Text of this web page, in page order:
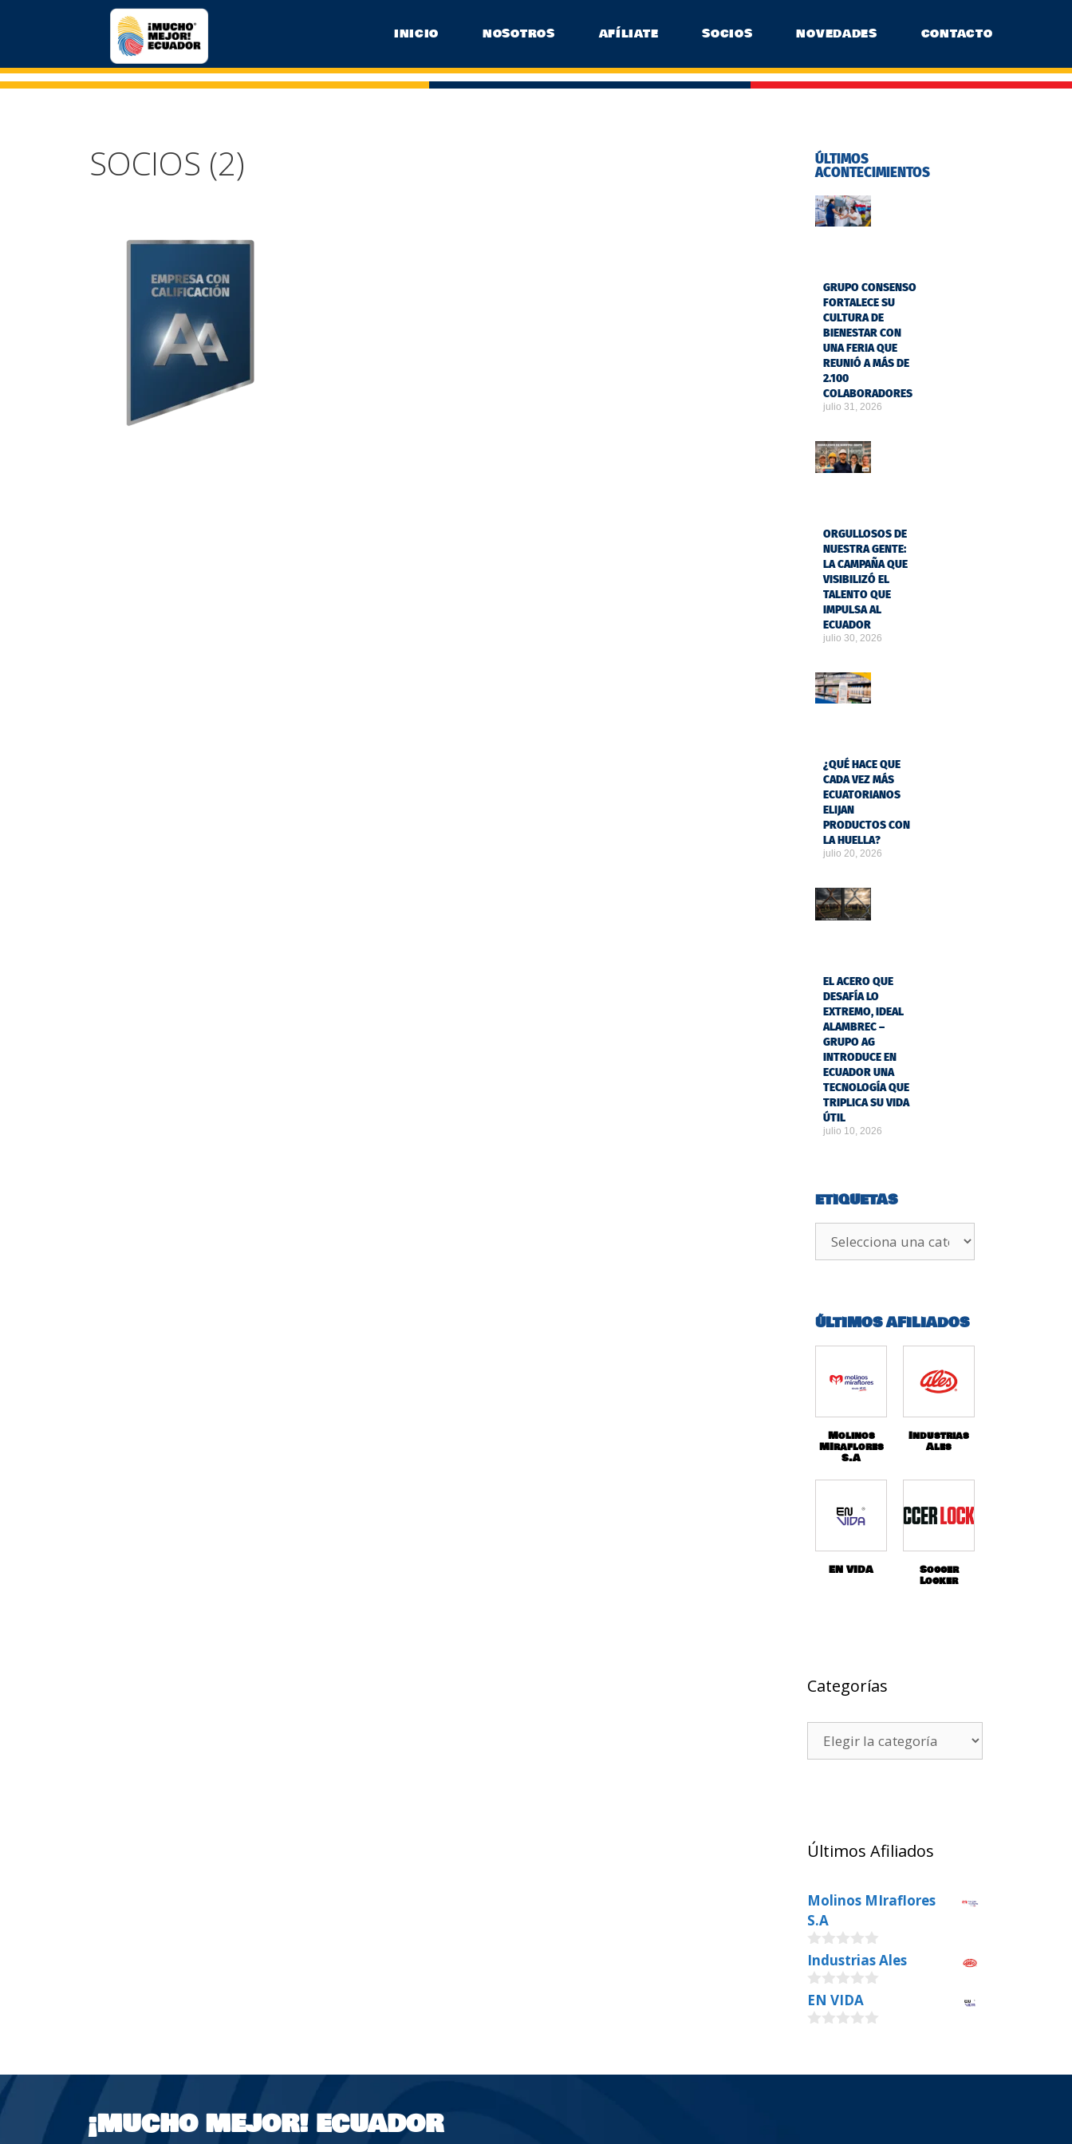
INICIO NOSOTROS AFÍLIATE SOCIOS NOVEDADES CONTACTO
SOCIOS (2)
ÚLTIMOS
ACONTECIMIENTOS
GRUPO CONSENSO
FORTALECE SU
CULTURA DE
BIENESTAR CON
UNA FERIA QUE
REUNIÓ A MÁS DE
2.100
COLABORADORES
julio 31, 2026
ORGULLOSOS DE
NUESTRA GENTE:
LA CAMPAÑA QUE
VISIBILIZÓ EL
TALENTO QUE
IMPULSA AL
ECUADOR
julio 30, 2026
¿QUÉ HACE QUE
CADA VEZ MÁS
ECUATORIANOS
ELIJAN
PRODUCTOS CON
LA HUELLA?
julio 20, 2026
EL ACERO QUE
DESAFÍA LO
EXTREMO, IDEAL
ALAMBREC –
GRUPO AG
INTRODUCE EN
ECUADOR UNA
TECNOLOGÍA QUE
TRIPLICA SU VIDA
ÚTIL
julio 10, 2026
ETIQUETAS
ÚLTIMOS AFILIADOS
Molinos
MIraflores
S.A
Industrias
Ales
EN VIDA Soccer
Locker
Categorías
Últimos Afiliados
Molinos MIraflores
S.A
0
o
u
t
o
f
Industrias Ales
0
o
u
5
EN VIDA
t
¡MUCHO MEJOR! ECUADOR